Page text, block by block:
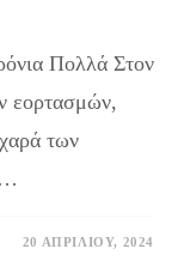
Πολλά Στον
εορτασμών,
των
20 ΑΠΡΙΛΊΟΥ, 2024